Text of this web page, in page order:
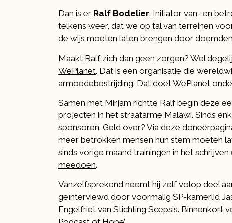
Dan is er Ralf Bodelier. Initiator van- en
telkens weer, dat we op tal van terreinen
de wijs moeten laten brengen door
Maakt Ralf zich dan geen zorgen? Wel
WePlanet. Dat is een organisatie die
armoedebestrijding. Dat doet WePlanet
Samen met Mirjam richtte Ralf begin deze
projecten in het straatarme Malawi. Sinds
sponsoren. Geld over? Via deze
meer betrokken mensen hun stem moeten
sinds vorige maand trainingen in het
meedoen.
Vanzelfsprekend neemt hij zelf volop deel
geïnterviewd door voormalig SP-kamerlid
Engelfriet van Stichting Scepsis. Binnenkort